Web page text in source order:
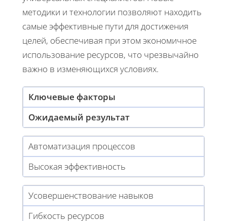
методики и технологии позволяют находить
самые эффективные пути для достижения
целей, обеспечивая при этом экономичное
использование ресурсов, что чрезвычайно
важно в изменяющихся условиях.
Ключевые факторы
Ожидаемый результат
Автоматизация процессов
Высокая эффективность
Усовершенствование навыков
Гибкость ресурсов